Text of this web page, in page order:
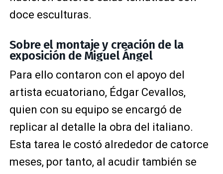
doce esculturas.
Sobre el montaje y creación de la
exposición de Miguel Ángel
Para ello contaron con el apoyo del
artista ecuatoriano, Édgar Cevallos,
quien con su equipo se encargó de
replicar al detalle la obra del italiano.
Esta tarea le costó alrededor de catorce
meses, por tanto, al acudir también se